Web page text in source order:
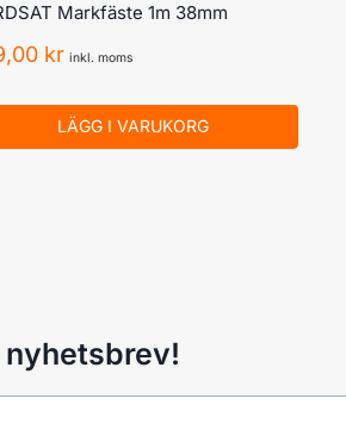
Markfäste 1m 38mm
kr inkl. moms
LÄGG I VARUKORG
nyhetsbrev!